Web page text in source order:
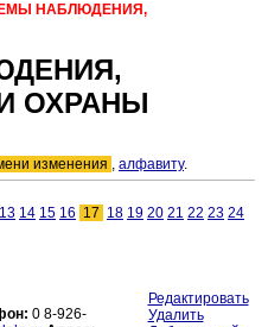
НАБЛЮДЕНИЯ,
ОХРАНЫ
изменения , алфавиту.
13 14 15 16 17 18 19 20 21 22 23 24
0 8-926-
Редактировать
Удалить